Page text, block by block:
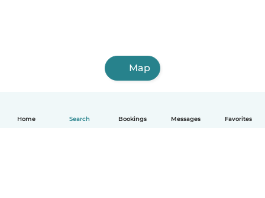
Home Search Bookings Messages Favorites
Map